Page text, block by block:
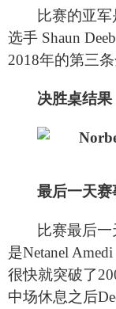
比赛的亚
选手 Shaun
2018年的第三
决胜桌结果
最后一天赛
比赛最后
是Netanel
很快就突破了
中场休息之后